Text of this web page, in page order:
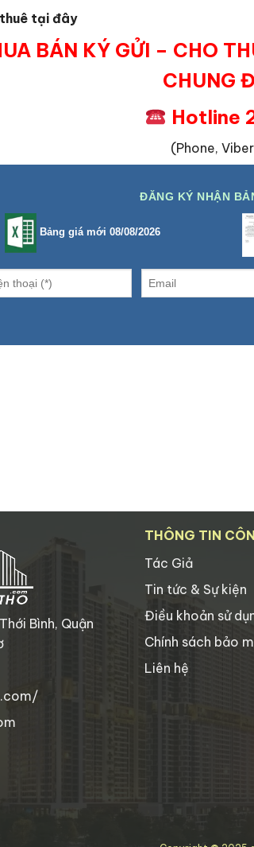
tại đây
BÁN KÝ GỬI – CHO
CHUNG
Hotline
(Phone,
ĐĂNG KÝ NHẬN
Bảng giá mới 08/08/2026
Bình, Quận
THÔNG TIN
Tác Giả
Tin tức & Sự kiện
Điều khoản sử
Chính sách bảo
Liên hệ